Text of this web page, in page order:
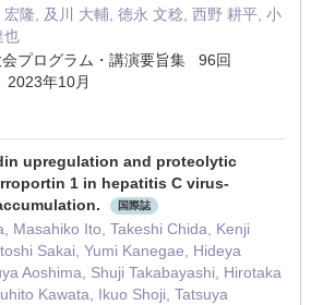
隆, 及川 大輔, 徳永 文稔, 西野 耕平, 小
也
会プログラム・講演要旨集 96回
年10月
upregulation and proteolytic
1 in hepatitis C virus-
国際誌
Masahiko Ito, Takeshi Chida, Kenji
Sakai, Yumi Kanegae, Hideya
Aoshima, Shuji Takabayashi, Hirotaka
Kawata, Ikuo Shoji, Tatsuya